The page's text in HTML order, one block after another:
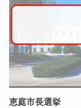
恵庭市長選挙